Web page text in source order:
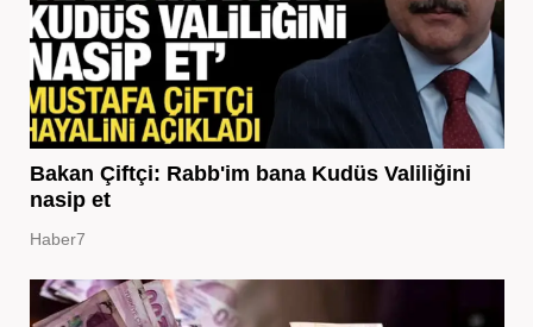
Bakan Çiftçi: Rabb'im bana Kudüs Valiliğini
nasip et
Haber7